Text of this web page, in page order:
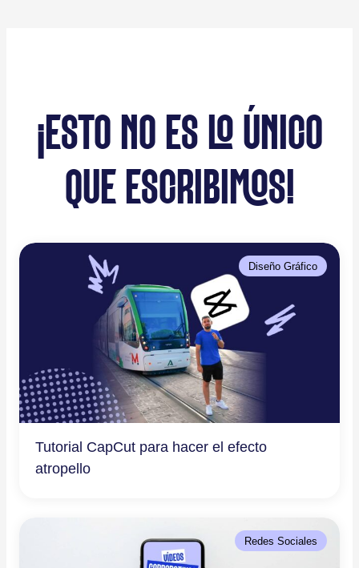
¡ESTO NO ES LO ÚNICO
QUE ESCRIBIMOS!
Diseño Gráfico
Tutorial CapCut para hacer el efecto
atropello
Redes Sociales